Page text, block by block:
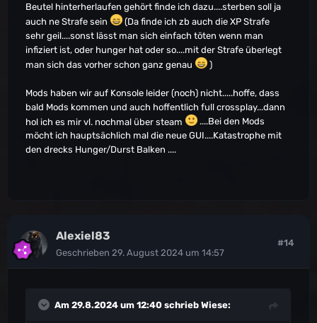
Beutel hinterherlaufen gehört finde ich dazu....sterben soll ja
auch ne Strafe sein
(Da finde ich zb auch die XP Strafe
sehr geil....sonst lässt man sich einfach töten wenn man
infiziert ist, oder hunger hat oder so....mit der Strafe überlegt
man sich das vorher schon ganz genau
)
Mods haben wir auf Konsole leider (noch) nicht.....hoffe, dass
bald Mods kommen und auch hoffentlich full crossplay...dann
hol ich es mir vl. nochmal über steam
....Bei den Mods
möcht ich hauptsächlich mal die neue GUI....Katastrophe mit
den drecks Hunger/Durst Balken ....
Alexiel83
Geschrieben 29. August 2024 um 14:57
#14
Am 29.8.2024 um 12:40 schrieb Wiese: